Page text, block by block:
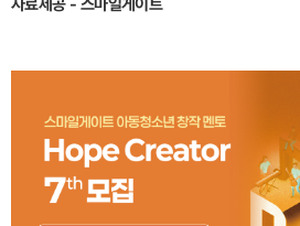
자료제공 - 스마일게이트